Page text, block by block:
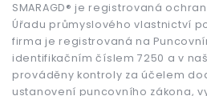
SMARAGD® je registrovaná
Úřadu průmyslového vlastnictví
firma je registrovaná na
identifikačním číslem 7250 a v
prováděny kontroly za účelem
ustanovení puncovního zákona,